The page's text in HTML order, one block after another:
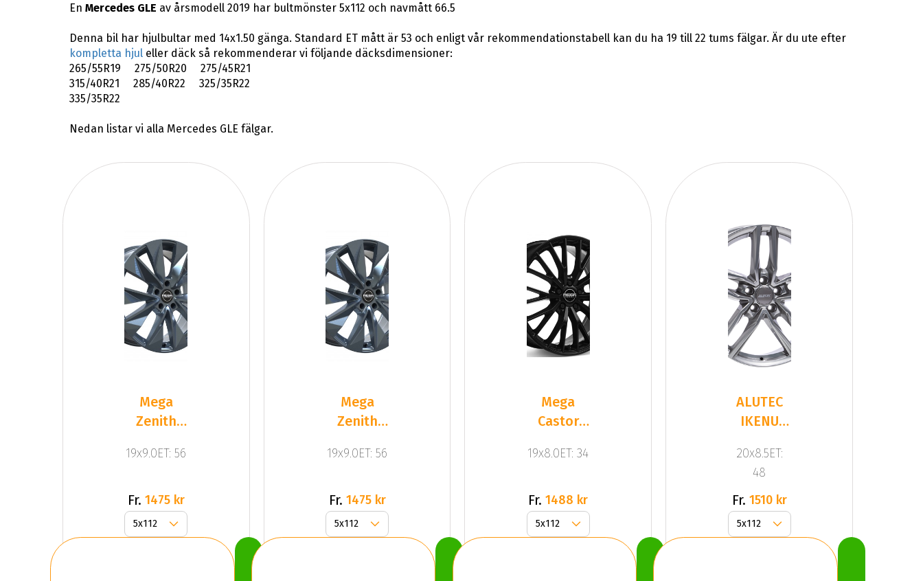
En Mercedes GLE av årsmodell 2019 har bultmönster 5x112 och navmått 66.5
Denna bil har hjulbultar med 14x1.50 gänga. Standard ET mått är 53 och enligt vår rekommendationstabell kan du ha 19 till 22 tums fälgar. Är du ute efter
kompletta hjuleller däck så rekommenderar vi följande däcksdimensioner:
265/55R19 275/50R20 275/45R21
315/40R21 285/40R22 325/35R22
335/35R22
Nedan listar vi alla Mercedes GLE fälgar.
Mega
Zenith
Grey
19x9.0ET: 56
Fr. 1475 kr
Mega
Zenith
Grey
19x9.0ET: 56
Fr. 1475 kr
Mega
Castor
19x8.0ET: 34
Fr. 1488 kr
ALUTEC
IKENU
Gray
20x8.5ET:
48
Fr. 1510 kr